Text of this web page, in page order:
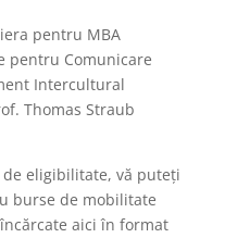
pentru MBA
pentru Comunicare
Intercultural
Thomas Straub
eligibilitate, vă puteţi
burse de mobilitate
încărcate aici în format